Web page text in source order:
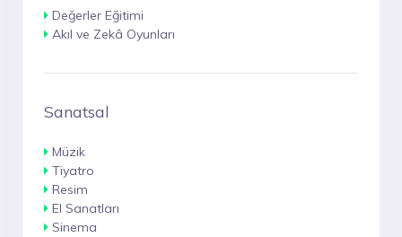
Değerler Eğitimi
Akıl ve Zekâ Oyunları
Sanatsal
Müzik
Tiyatro
Resim
El Sanatları
Sinema